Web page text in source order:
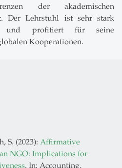
der akademischen
Der Lehrstuhl ist sehr stark
und profitiert für seine
Kooperationen.
S. (2023): Affirmative
NGO: Implications for
. In: Accounting,